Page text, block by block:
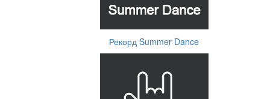
Рекорд Summer Dance